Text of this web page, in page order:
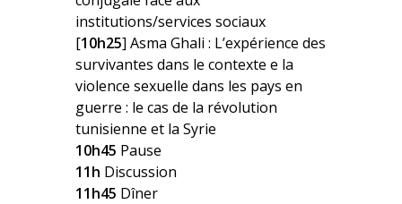
institutions/services sociaux
[10h25] Asma Ghali : L’expérience des
survivantes dans le contexte e la
violence sexuelle dans les pays en
guerre : le cas de la révolution
tunisienne et la Syrie
10h45 Pause
11h Discussion
11h45 Dîner